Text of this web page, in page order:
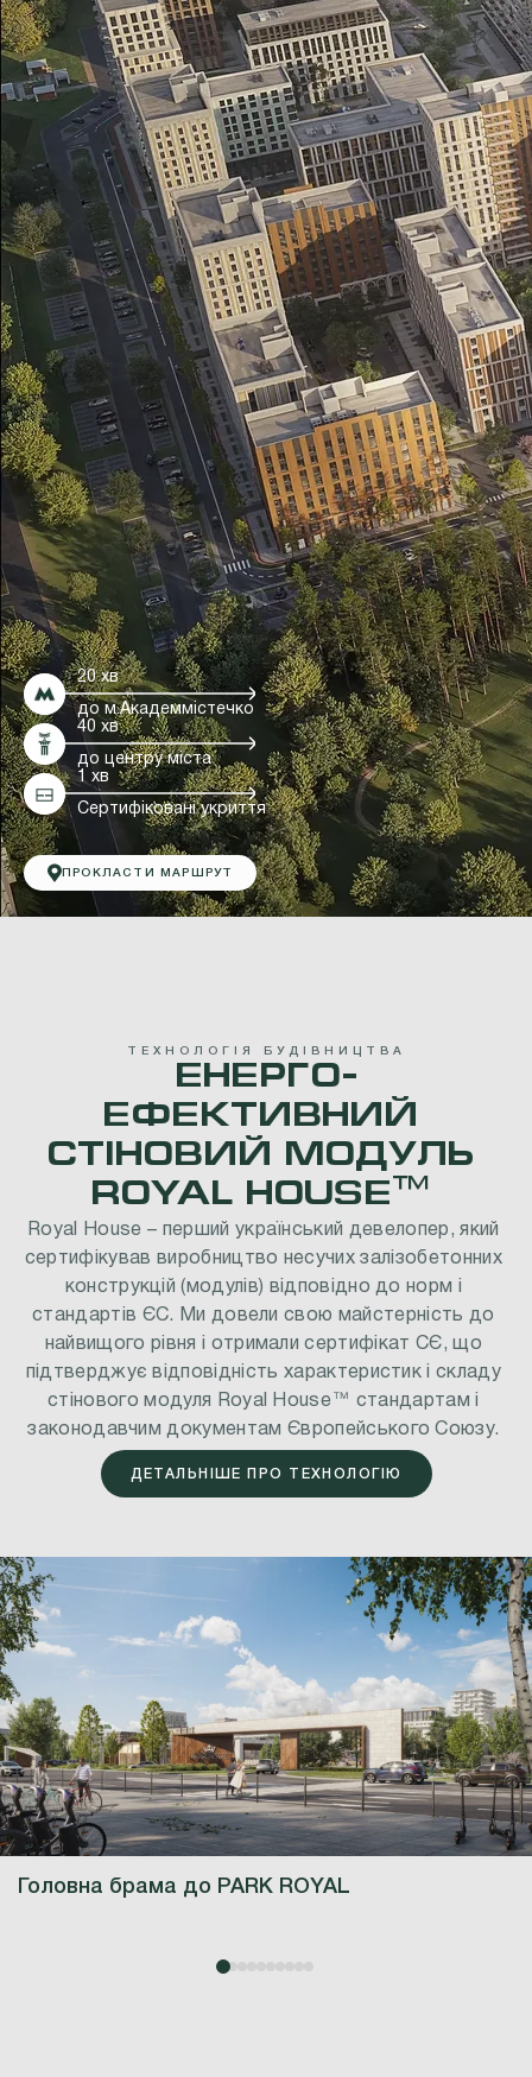
20 хв
до м.Академмістечко
40 хв
до центру міста
1 хв
Сертифіковані укриття
ПРОКЛАСТИ МАРШРУТ
Е Х Н О Л О Я Б У Д В Н И Ц В А
ЕНЕРГО-
ЕФЕКТИВНИЙ
СТІНОВИЙ МОДУЛЬ
ROYAL HOUSE™
Royal House – перший український девелопер,який
сертифікував виробництво несучихзалізобетонних
конструкцій(модулів) відповіднодонорм і
стандартів ЄС. Ми довелисвою майстерність до
найвищого рівня і отрималисертифікат СЄ,що
підтверджуєвідповідність характеристикіскладу
стіновогомодуля Royal House™ стандартамі
законодавчимдокументам ЄвропейськогоСоюзу.
ДЕТАЛЬНІШЕ ПРО ТЕХНОЛОГІЮ
Головна брама до PARK ROYAL